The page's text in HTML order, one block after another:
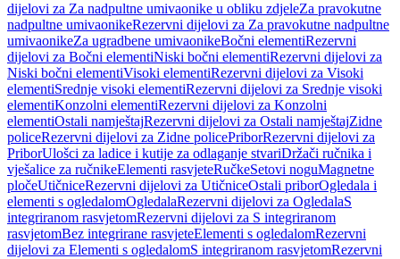
dijelovi za Za nadpultne umivaonike u obliku zdjeleZa pravokutne
nadpultne umivaonikeRezervni dijelovi za Za pravokutne nadpultne
umivaonikeZa ugradbene umivaonikeBočni elementiRezervni
dijelovi za Bočni elementiNiski bočni elementiRezervni dijelovi za
Niski bočni elementiVisoki elementiRezervni dijelovi za Visoki
elementiSrednje visoki elementiRezervni dijelovi za Srednje visoki
elementiKonzolni elementiRezervni dijelovi za Konzolni
elementiOstali namještajRezervni dijelovi za Ostali namještajZidne
policeRezervni dijelovi za Zidne policePriborRezervni dijelovi za
PriborUlošci za ladice i kutije za odlaganje stvariDržači ručnika i
vješalice za ručnikeElementi rasvjeteRučkeSetovi noguMagnetne
pločeUtičniceRezervni dijelovi za UtičniceOstali priborOgledala i
elementi s ogledalomOgledalaRezervni dijelovi za OgledalaS
integriranom rasvjetomRezervni dijelovi za S integriranom
rasvjetomBez integrirane rasvjeteElementi s ogledalomRezervni
dijelovi za Elementi s ogledalomS integriranom rasvjetomRezervni